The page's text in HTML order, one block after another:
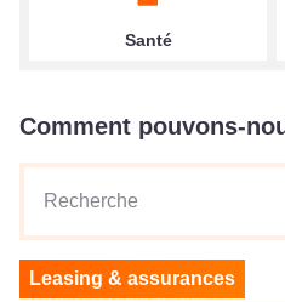
Santé
Comment pouvons-
Recherche
Leasing & assurances